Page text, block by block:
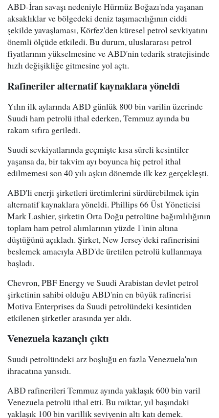
ABD-İran savaşı nedeniyle Hürmüz Boğazı'nda yaşanan
aksaklıklar ve bölgedeki deniz taşımacılığının ciddi
şekilde yavaşlaması, Körfez'den küresel petrol sevkiyatını
önemli ölçüde etkiledi. Bu durum, uluslararası petrol
fiyatlarının yükselmesine ve ABD'nin tedarik stratejisinde
hızlı değişikliğe gitmesine yol açtı.
Rafineriler alternatif kaynaklara yöneldi
Yılın ilk aylarında ABD günlük 800 bin varilin üzerinde
Suudi ham petrolü ithal ederken, Temmuz ayında bu
rakam sıfıra geriledi.
Suudi sevkiyatlarında geçmişte kısa süreli kesintiler
yaşansa da, bir takvim ayı boyunca hiç petrol ithal
edilmemesi son 40 yılı aşkın dönemde ilk kez gerçekleşti.
ABD'li enerji şirketleri üretimlerini sürdürebilmek için
alternatif kaynaklara yöneldi. Phillips 66 Üst Yöneticisi
Mark Lashier, şirketin Orta Doğu petrolüne bağımlılığının
toplam ham petrol alımlarının yüzde 1'inin altına
düştüğünü açıkladı. Şirket, New Jersey'deki rafinerisini
beslemek amacıyla ABD'de üretilen petrolü kullanmaya
başladı.
Chevron, PBF Energy ve Suudi Arabistan devlet petrol
şirketinin sahibi olduğu ABD'nin en büyük rafinerisi
Motiva Enterprises da Suudi petrolündeki kesintiden
etkilenen şirketler arasında yer aldı.
Venezuela kazançlı çıktı
Suudi petrolündeki arz boşluğu en fazla Venezuela'nın
ihracatına yansıdı.
ABD rafinerileri Temmuz ayında yaklaşık 600 bin varil
Venezuela petrolü ithal etti. Bu miktar, yıl başındaki
yaklaşık 100 bin varillik seviyenin altı katı demek.